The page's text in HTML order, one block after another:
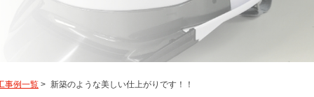
事例一覧 > 新築のような美しい仕上がりです！！